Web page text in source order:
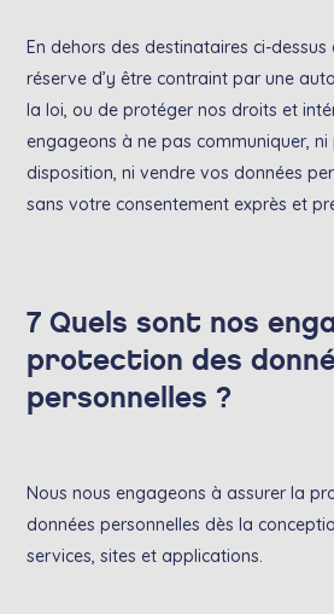
En dehors des destinataires ci-dessus
réserve d’y être contraint par une
la loi, ou de protéger nos droits et
engageons à ne pas communiquer,
disposition, ni vendre vos données
sans votre consentement exprès et
7 Quels sont nos
protection des
personnelles ?
Nous nous engageons à assurer la
données personnelles dès la
services, sites et applications.